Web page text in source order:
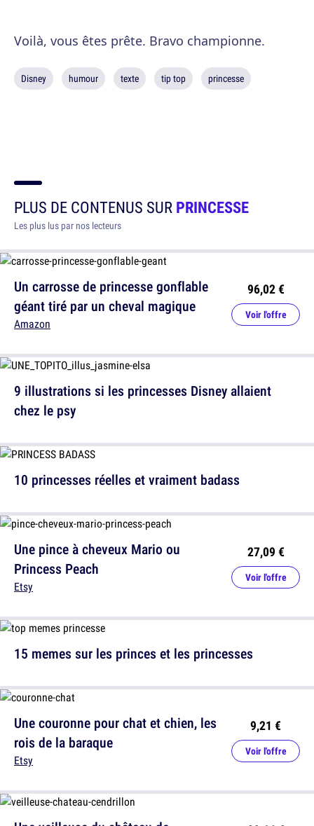
Voilà, vous êtes prête. Bravo championne.
Disney humour texte tip top princesse
PLUS DE CONTENUS SURPRINCESSE
Les plus lus par nos lecteurs
Un carrosse de princesse gonflable
géant tiré par un cheval magique
Amazon
96,02 €
Voir l'offre
10 princesses réelles et vraiment badass
Une pince à cheveux Mario ou
Princess Peach
Etsy
27,09 €
Voir l'offre
Une couronne pour chat et chien, les
rois de la baraque
Etsy
9,21 €
Voir l'offre
9 illustrations si les princesses Disney allaient
chez le psy
15 memes sur les princes et les princesses